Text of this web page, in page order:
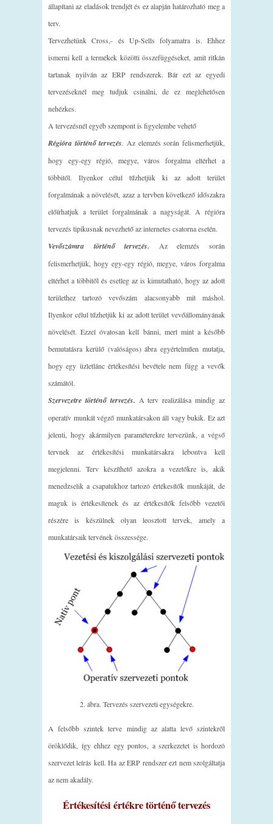
állapítani az eladások trendjét és ez alapján határozható meg a
terv.
Tervezhetünk Cross,- és Up-Sells folyamatra is. Ehhez
ismerni kell a termékek közötti összefüggéseket, amit ritkán
tartanak nyilván az ERP rendszerek. Bár ezt az egyedi
tervezéseknél meg tudjuk csinálni, de ez meglehetősen
nehézkes.
A tervezésnél egyéb szempont is figyelembe vehető
Régióra történő tervezés Az elemzés során felismerhetjük,
hogy egy-egy régió, megye, város forgalma eltérhet a
többitől. Ilyenkor célul tűzhetjük ki az adott terület
forgalmának a növelését, azaz a tervben következő időszakra
előírhatjuk a terület forgalmának a nagyságát. A régióra
tervezés tipikusnak nevezhető az internetes csatorna esetén.
Vevőszámra történő tervezés. Az elemzés során
felismerhetjük, hogy egy-egy régió, megye, város forgalma
eltérhet a többitől és esetleg az is kimutatható, hogy az adott
területhez tartozó vevőszám alacsonyabb mit máshol.
Ilyenkor célul tűzhetjük ki az adott terület vevőállományának
növelését. Ezzel óvatosan kell bánni, mert mint a később
bemutatásra kerülő (valóságos) ábra egyértelműen mutatja,
hogy egy üzletlánc értékesítési bevétele nem függ a vevők
számától.
Szervezetre történő tervezés. A terv realizálása mindig az
operatív munkát végző munkatársakon áll vagy bukik. Ez azt
jelenti, hogy akármilyen paraméterekre tervezünk, a végső
tervnek az értékesítési munkatársakra lebontva kell
megjelenni. Terv készíthető azokra a vezetőkre is, akik
menedzselik a csapatukhoz tartozó értékesítők munkáját, de
maguk is értékesítenek és az értékesítők felsőbb vezetői
részére is készülnek olyan leosztott tervek, amely a
munkatársaik tervének összessége.
2. ábra. Tervezés szervezeti egységekre.
A felsőbb szintek terve mindig az alatta levő szintekről
öröklődik, így ehhez egy pontos, a szerkezetet is hordozó
szervezet leírás kell. Ha az ERP rendszer ezt nem szolgáltatja
az nem akadály.
Értékesítési értékre történő tervezés